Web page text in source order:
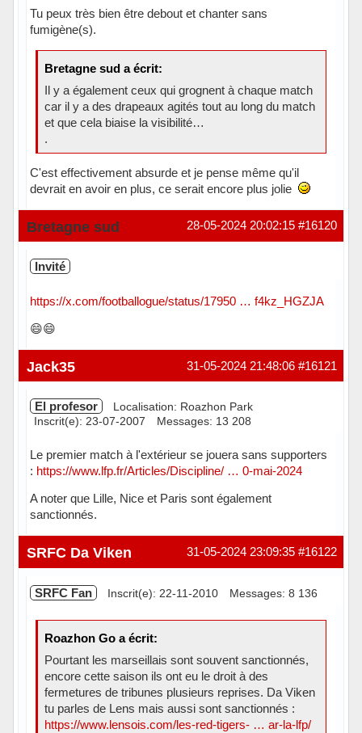
Tu peux très bien être debout et chanter sans
fumigène(s).
Bretagne sud a écrit:
Il y a également ceux qui grognent à chaque match
car il y a des drapeaux agités tout au long du match
et que cela biaise la visibilité…
.
C'est effectivement absurde et je pense même qu'il
devrait en avoir en plus, ce serait encore plus jolie
Hors ligne #16120
28-05-2024 20:02:15
Bretagne sud
Invité
https://x.com/footballogue/status/17950 … f4kz_HGZJA
😄😄
#16121
31-05-2024 21:48:06
Jack35
El profesor
Localisation: Roazhon Park
Inscrit(e): 23-07-2007
Messages: 13 208
Le premier match à l'extérieur se jouera sans supporters
: https://www.lfp.fr/Articles/Discipline/ … 0-mai-2024
A noter que Lille, Nice et Paris sont également
sanctionnés.
Hors ligne #16122
31-05-2024 23:09:35
SRFC Da Viken
SRFC Fan Inscrit(e): 22-11-2010 Messages: 8 136
Roazhon Go a écrit:
Pourtant les marseillais sont souvent sanctionnés,
encore cette saison ils ont eu le droit à des
fermetures de tribunes plusieurs reprises. Da Viken
tu parles de Lens mais aussi sont sanctionnés :
https://www.lensois.com/les-red-tigers- … ar-la-lfp/